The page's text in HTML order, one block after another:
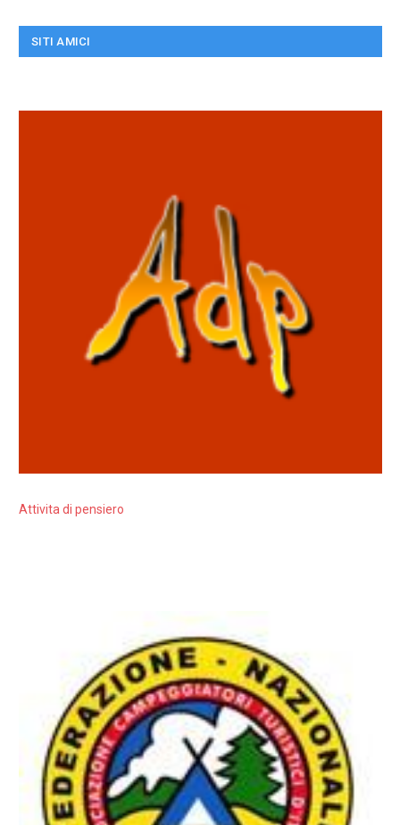
SITI AMICI
Attivita di pensiero